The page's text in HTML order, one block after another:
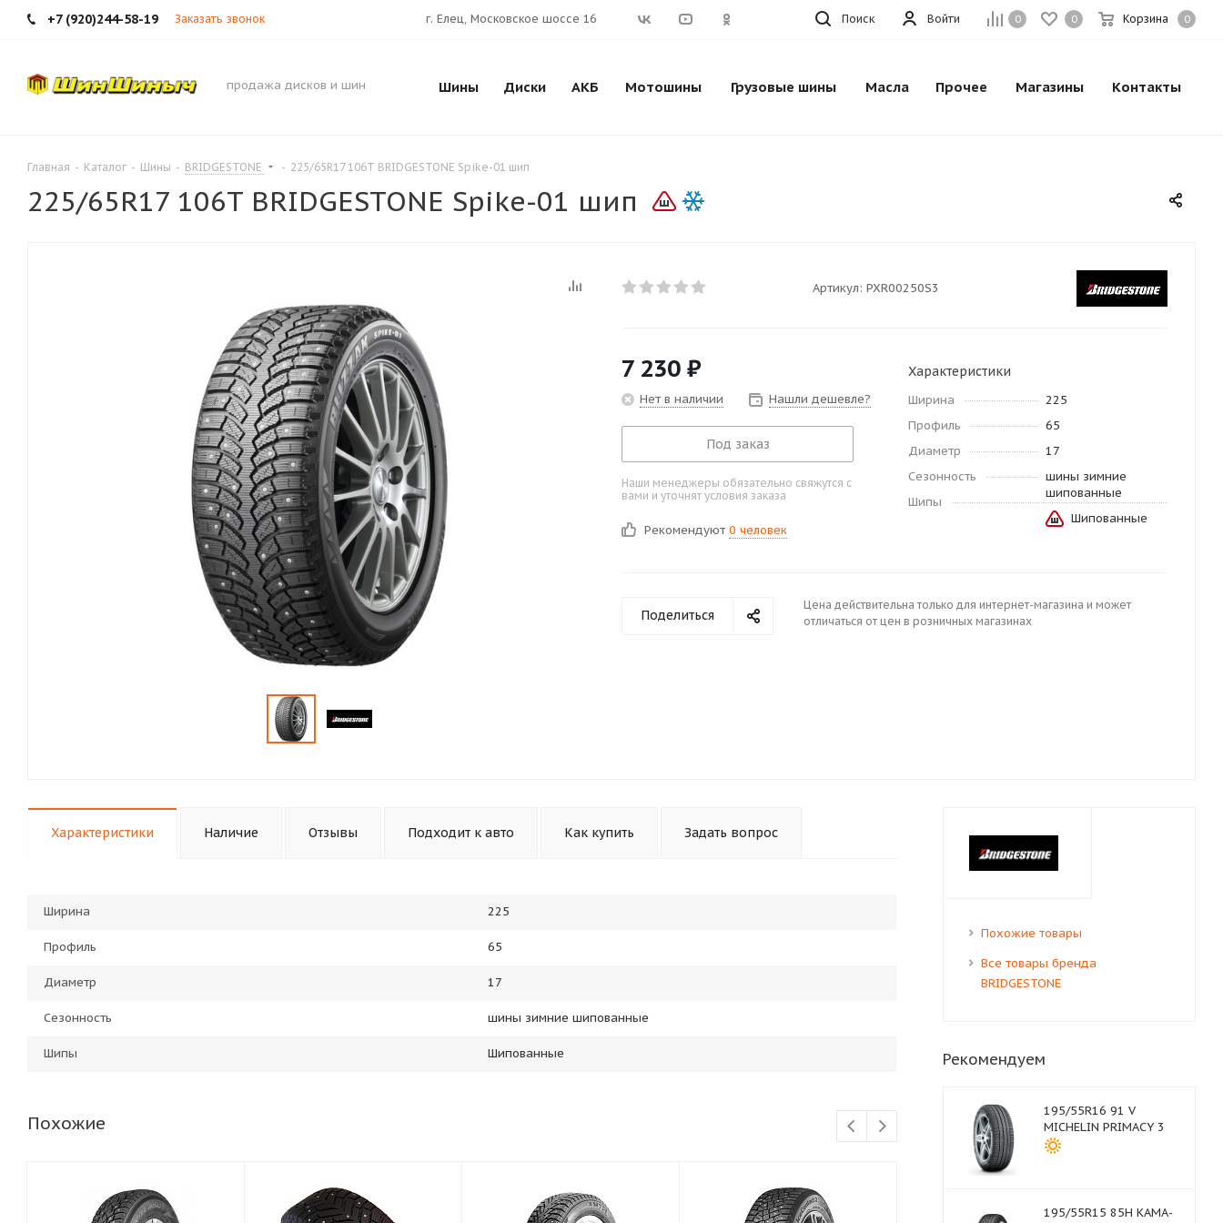
+7 (920)244-58-19 Заказать звонок 0 0 Корзина 0
Войти
г. Елец, Московское шоссе 16 Поиск
продажа дисков и шин Шины Диски АКБ Мотошины Грузовые шины Масла Прочее Магазины Контакты
Главная - Каталог - Шины - BRIDGESTONE - 225/65R17 106T BRIDGESTONE Spike-01 шип
225/65R17 106T BRIDGESTONE Spike-01 шип
Артикул: PXR00250S3
7 230 ₽
Нет в наличии Нашли дешевле?
Под заказ
Наши менеджеры обязательно свяжутся с
вами и уточнят условия заказа
Рекомендуют 0 человек
Характеристики
Ширина
225
Профиль
65
Диаметр
17
Сезонность
шины зимние
шипованные
Шипы
Шипованные
Поделиться
Цена действительна только для интернет-магазина и может
отличаться от цен в розничных магазинах
Характеристики Наличие Отзывы Подходит к авто Как купить Задать вопрос
Ширина 225
Профиль 65
Диаметр 17
Сезонность шины зимние шипованные
Шипы Шипованные
Похожие
Похожие товары
Все товары бренда
BRIDGESTONE
Рекомендуем
195/55R16 91 V
MICHELIN PRIMACY 3
195/55R15 85H КАМА-